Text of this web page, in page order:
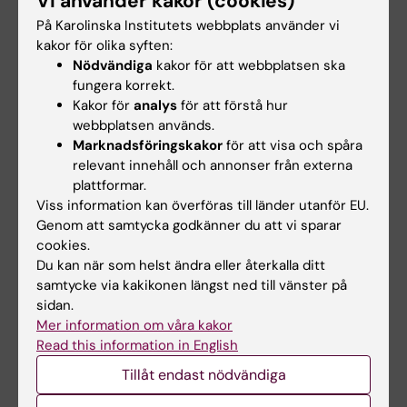
Xue-Franzen Y; Johnsson A; Brodin D;
Henriksson J; Burglin TR; Wright APH
ARTICLE:CELL CYCLE.
The role of specific HAT-HDAC interactions in
transcriptional elongation
Johnsson AE; Wright APH
ARTICLE:BMC GENOMICS.
2010;11:59
Expression profiling ofS.pombe
acetyltransferase mutants identifies
redundant pathways of gene regulation
Nugent RL; Johnsson A; Fleharty B; Gogol M;
Xue-Franzen Y; Seidel C; Wright APH; Forsburg
SL
ARTICLE:EMBO REPORTS.2009;10(9):1009-
HAT-HDAC interplay modulates global histone
På Karolinska Institutets webbplats använder vi
kakor för olika syften:
Nödvändiga kakor för att webbplatsen ska
fungera korrekt.
Kakor för analys för att förstå hur
webbplatsen används.
Marknadsföringskakor för att visa och spåra
relevant innehåll och annonser från externa
plattformar.
Viss information kan överföras till länder utanför EU.
Genom att samtycka godkänner du att vi sparar
cookies.
Du kan när som helst ändra eller återkalla ditt
samtycke via kakikonen längst ned till vänster på
sidan.
Mer information om våra kakor
Read this information in English
Tillåt endast nödvändiga